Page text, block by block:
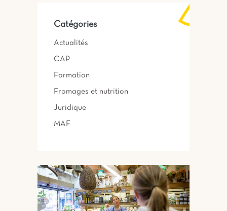
Catégories
Actualités
CAP
Formation
Fromages et nutrition
Juridique
MAF